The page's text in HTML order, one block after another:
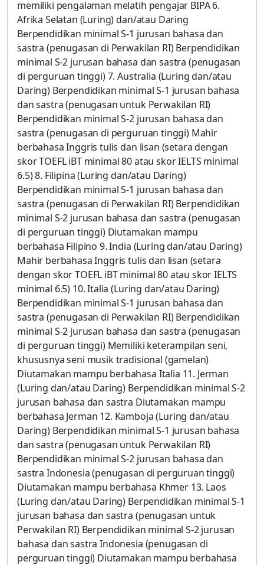
memiliki pengalaman melatih pengajar BIPA 6.
Afrika Selatan (Luring) dan/atau Daring
Berpendidikan minimal S-1 jurusan bahasa dan
sastra (penugasan di Perwakilan RI) Berpendidikan
minimal S-2 jurusan bahasa dan sastra (penugasan
di perguruan tinggi) 7. Australia (Luring dan/atau
Daring) Berpendidikan minimal S-1 jurusan bahasa
dan sastra (penugasan untuk Perwakilan RI)
Berpendidikan minimal S-2 jurusan bahasa dan
sastra (penugasan di perguruan tinggi) Mahir
berbahasa Inggris tulis dan lisan (setara dengan
skor TOEFL iBT minimal 80 atau skor IELTS minimal
6.5) 8. Filipina (Luring dan/atau Daring)
Berpendidikan minimal S-1 jurusan bahasa dan
sastra (penugasan di Perwakilan RI) Berpendidikan
minimal S-2 jurusan bahasa dan sastra (penugasan
di perguruan tinggi) Diutamakan mampu
berbahasa Filipino 9. India (Luring dan/atau Daring)
Mahir berbahasa Inggris tulis dan lisan (setara
dengan skor TOEFL iBT minimal 80 atau skor IELTS
minimal 6.5) 10. Italia (Luring dan/atau Daring)
Berpendidikan minimal S-1 jurusan bahasa dan
sastra (penugasan di Perwakilan RI) Berpendidikan
minimal S-2 jurusan bahasa dan sastra (penugasan
di perguruan tinggi) Memiliki keterampilan seni,
khususnya seni musik tradisional (gamelan)
Diutamakan mampu berbahasa Italia 11. Jerman
(Luring dan/atau Daring) Berpendidikan minimal S-2
jurusan bahasa dan sastra Diutamakan mampu
berbahasa Jerman 12. Kamboja (Luring dan/atau
Daring) Berpendidikan minimal S-1 jurusan bahasa
dan sastra (penugasan untuk Perwakilan RI)
Berpendidikan minimal S-2 jurusan bahasa dan
sastra Indonesia (penugasan di perguruan tinggi)
Diutamakan mampu berbahasa Khmer 13. Laos
(Luring dan/atau Daring) Berpendidikan minimal S-1
jurusan bahasa dan sastra (penugasan untuk
Perwakilan RI) Berpendidikan minimal S-2 jurusan
bahasa dan sastra Indonesia (penugasan di
perguruan tinggi) Diutamakan mampu berbahasa